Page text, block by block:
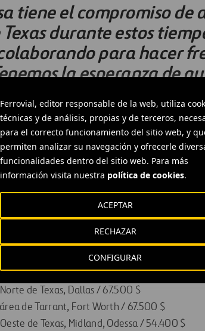
Ferrovial, editor responsable de la web, utiliza
técnicas y de análisis, propias y de terceros,
para el correcto funcionamiento del sitio web, y
permiten analizar su navegación y ofrecerle
funcionalidades dentro del sitio web. Para más
información visita nuestra política de cookies.
CONFIGURAR
RECHAZAR
ACEPTAR
tiene el compromiso de
durante estos
para hacer
la esperanza de
una ayuda
en estos momentos.
UNIDOS
ha donado alrededor de1,2millones de
médica,bancos de alimentos y fundaciones
de siete ciudades de Texas en las que
la ciudad donde tiene su sede Las
de Texas,Austin/67.500$
400$
,Houston/67.500$
de Texas, Dallas /67.500 $
de Tarrant, Fort Worth/ 67.500 $
de Texas, Midland, Odessa /54.400 $